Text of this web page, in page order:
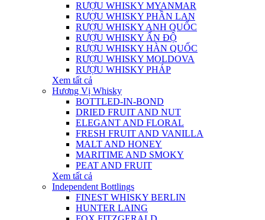
RƯỢU WHISKY MYANMAR
RƯỢU WHISKY PHẦN LAN
RƯỢU WHISKY ANH QUỐC
RƯỢU WHISKY ẤN ĐỘ
RƯỢU WHISKY HÀN QUỐC
RƯỢU WHISKY MOLDOVA
RƯỢU WHISKY PHÁP
Xem tất cả
Hương Vị Whisky
BOTTLED-IN-BOND
DRIED FRUIT AND NUT
ELEGANT AND FLORAL
FRESH FRUIT AND VANILLA
MALT AND HONEY
MARITIME AND SMOKY
PEAT AND FRUIT
Xem tất cả
Independent Bottlings
FINEST WHISKY BERLIN
HUNTER LAING